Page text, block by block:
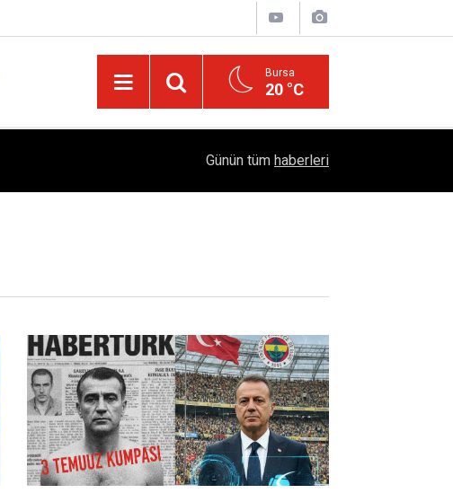
Bursa
20 °C
Günün tüm haberleri